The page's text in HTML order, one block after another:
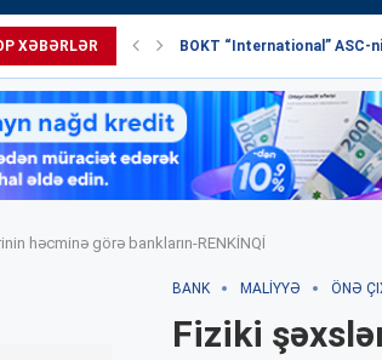
XƏBƏRLƏR BOKT “International” ASC-
həcminə görə bankların-RENKİNQİ
BANK MALIYYƏ ÖNƏ
Fiziki